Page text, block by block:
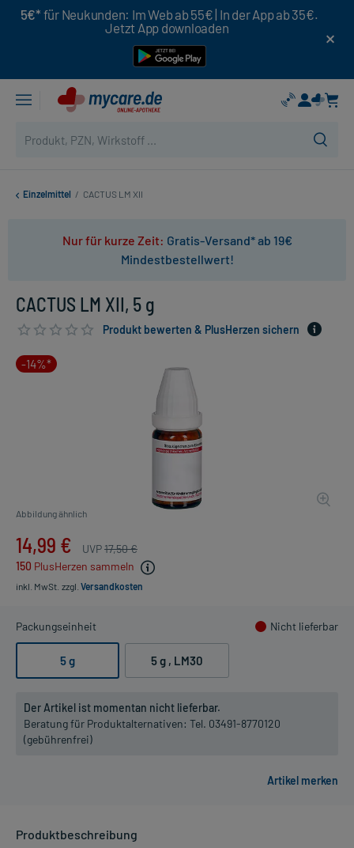
5€* für Neukunden: Im Web ab 55€ | In der App ab 35€.
Jetzt App downloaden
Einzelmittel / CACTUS LM XII
Nur für kurze Zeit: Gratis-Versand* ab 19€
Mindestbestellwert!
CACTUS LM XII, 5 g
Produkt bewerten & PlusHerzen sichern
-14%*
Abbildung ähnlich
14,99 € UVP17,50 €
150 PlusHerzen sammeln
inkl. MwSt. zzgl. Versandkosten
Packungseinheit Nicht lieferbar
5 g 5 g , LM30
Der Artikel ist momentan nicht lieferbar.
Beratung für Produktalternativen: Tel. 03491-8770120
(gebührenfrei)
Produktbeschreibung